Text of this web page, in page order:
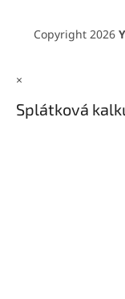
Copyright 2026
×
Splátková